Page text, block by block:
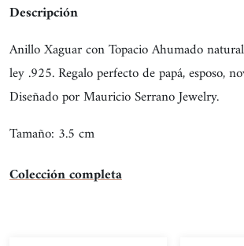
Descripción
Anillo Xaguar con Topacio Ahumado
ley .925. Regalo perfecto de papá, esposo,
Diseñado por Mauricio Serrano Jewelry.
Tamaño: 3.5 cm
Colección completa